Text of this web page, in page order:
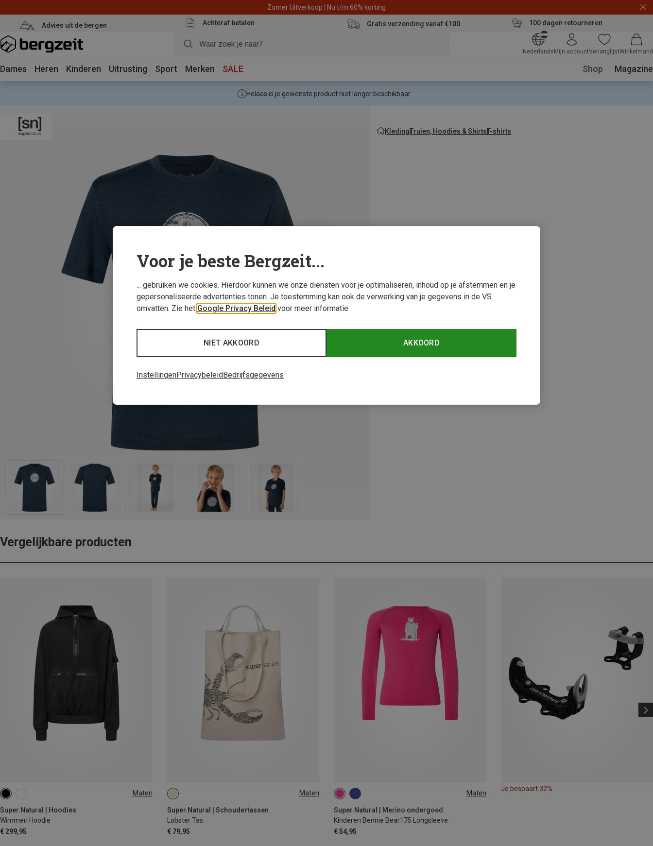
Zomer Uitverkoop | Nu t/m 60% korting
Advies uit de bergen Achteraf betalen Gratis verzending vanaf €100 100 dagen retourneren
Nederlands Mijn accountVerlanglijstWinkelmand
Dames Heren Kinderen Uitrusting Sport Merken SALE Shop Magazine
Helaas is je gewenste product niet langer beschikbaar....
KledingTruien, Hoodies & ShirtsT-shirts
Vergelijkbare producten
Maten
Super.Natural | Hoodies
Wimmerl Hoodie
€ 299,95
XS Maten
Super.Natural | Schoudertassen
Lobster Tas
€ 79,95
ONE SIZE Maten
Super.Natural | Merino ondergoed
Kinderen Bennie Bear175 Longsleeve
€ 54,95
128
Je bespaart 32%
Voor je beste Bergzeit...
... gebruiken we cookies. Hierdoor kunnen we onze diensten voor je optimaliseren, inhoud op je afstemmen en je
gepersonaliseerde advertenties tonen. Je toestemming kan ook de verwerking van je gegevens in de VS
omvatten. Zie het Google Privacy Beleid voor meer informatie.
AKKOORD
NIET AKKOORD
InstellingenPrivacybeleidBedrijfsgegevens